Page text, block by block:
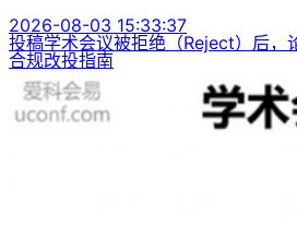
2026-08-03 15:33:37
投稿学术会议被拒绝（Reject）后，
合规改投指南